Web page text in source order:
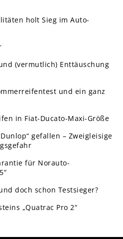
holt Sieg im Auto-
(vermutlich) Enttäuschung
und ein ganz
in Fiat-Ducato-Maxi-Größe
gefallen – Zweigleisige
für Norauto-
doch schon Testsieger?
„Quatrac Pro 2“